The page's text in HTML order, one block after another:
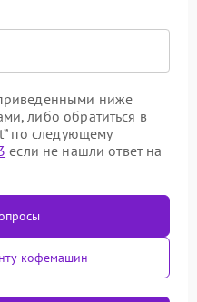
ниже
либо обратиться в
по следующему
если не нашли ответ на
кофемашин